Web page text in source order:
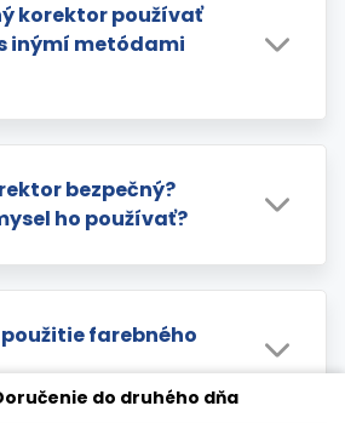
do druhého dňa
korektor používať
inýmí metódami
bezpečný?
ho používať?
farebného